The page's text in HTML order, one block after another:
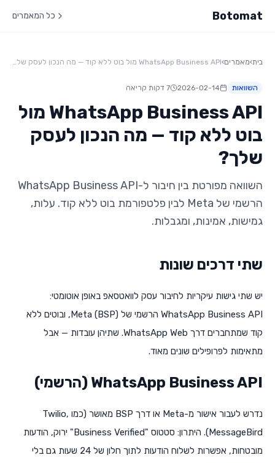
Botomat כל המאמרים
בית›מאמרים› WhatsApp Business API מול בוט ללא קוד — מה הנכון לעסק שלך?
השוואות 2026-02-14
7 דקות קריאה
WhatsApp Business API מול
בוט ללא קוד — מה הנכון לעסק
שלך?
השוואה מפורטת בין חיבור ל-WhatsApp Business API
הרשמי של Meta לבין פלטפורמת בוט ללא קוד. עלות,
גמישות, אמינות, ומגבלות.
שתי דרכים שונות
יש שתי גישות עיקריות לחיבור עסק לוואטסאפ באופן אוטומטי:
WhatsApp Business API הרשמי של Meta (BSP), ובוטים ללא
קוד שמתחברים דרך WhatsApp Web. שתיהן עובדות — אבל
מתאימות לפרופילים שונים מאוד.
WhatsApp Business API (הרשמי)
נדרש לעבור אישור מ-Meta או דרך BSP מאושר (כמו Twilio,
MessageBird). היתרון: סטטוס "Business Verified" ירוק, הודעות
מובטחות, אפשרות לשלוח הודעות לתוך חלון של 24 שעות גם בלי